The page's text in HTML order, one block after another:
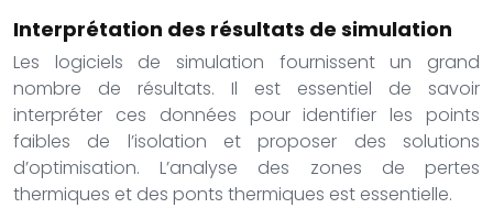
Interprétation des résultats de simulation
Les logiciels de simulation fournissent un grand
nombre de résultats. Il est essentiel de savoir
interpréter ces données pour identifier les points
faibles de l’isolation et proposer des solutions
d’optimisation. L’analyse des zones de pertes
thermiques et des ponts thermiques est essentielle.